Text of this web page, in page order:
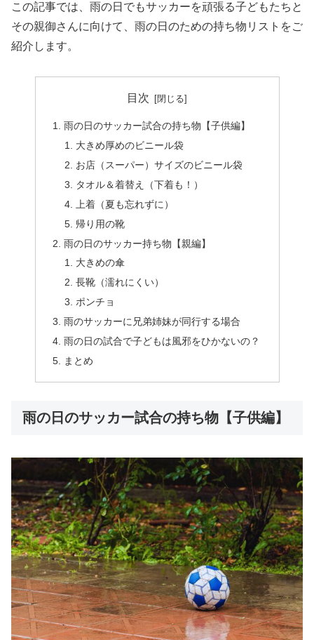
この記事では、雨の日でもサッカーを頑張る子どもたちと
その親御さんに向けて、雨の日のための持ち物リストをご
紹介します。
目次
雨の日のサッカー試合の持ち物【子供編】
大きめ厚めのビニール袋
お店（スーパー）サイズのビニール袋
タオル＆着替え（下着も！）
上着（夏も忘れずに）
帰り用の靴
雨の日のサッカー持ち物【親編】
大きめの傘
長靴（濡れにくい）
ポンチョ
雨のサッカーに兄弟姉妹が同行する場合
雨の日の試合で子どもは風邪をひかないの？
まとめ
雨の日のサッカー試合の持ち物【子供編】